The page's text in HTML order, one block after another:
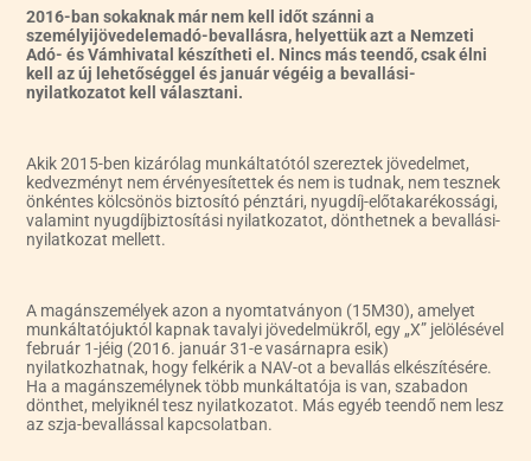
2016-ban sokaknak már nem kell időt szánni a
személyijövedelemadó-bevallásra, helyettük azt a Nemzeti
Adó- és Vámhivatal készítheti el. Nincs más teendő, csak élni
kell az új lehetőséggel és január végéig a bevallási-
nyilatkozatot kell választani.
Akik 2015-ben kizárólag munkáltatótól szereztek jövedelmet,
kedvezményt nem érvényesítettek és nem is tudnak, nem tesznek
önkéntes kölcsönös biztosító pénztári, nyugdíj-előtakarékossági,
valamint nyugdíjbiztosítási nyilatkozatot, dönthetnek a bevallási-
nyilatkozat mellett.
A magánszemélyek azon a nyomtatványon (15M30), amelyet
munkáltatójuktól kapnak tavalyi jövedelmükről, egy „X” jelölésével
február 1-jéig (2016. január 31-e vasárnapra esik)
nyilatkozhatnak, hogy felkérik a NAV-ot a bevallás elkészítésére.
Ha a magánszemélynek több munkáltatója is van, szabadon
dönthet, melyiknél tesz nyilatkozatot. Más egyéb teendő nem lesz
az szja-bevallással kapcsolatban.